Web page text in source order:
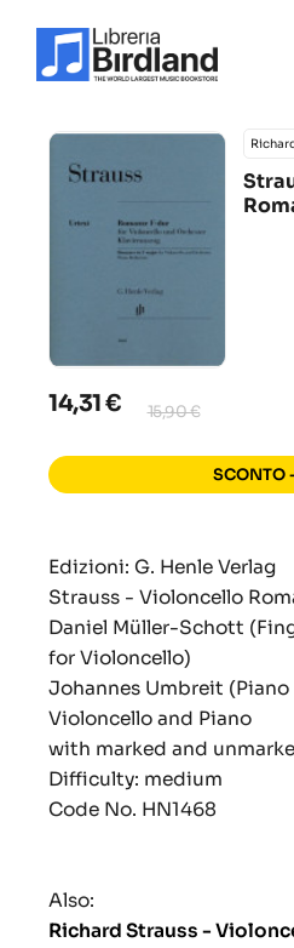
14,31 € 15,90 €
SCONTO
Edizioni: G. Henle Verlag
Strauss - Violoncello
Daniel Müller-Schott
for Violoncello)
Johannes Umbreit
Violoncello and Piano
with marked and
Difficulty: medium
Code No. HN1468
Also:
Richard Strauss -